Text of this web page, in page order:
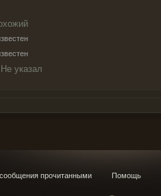
Не указал
прочитанными Помощь